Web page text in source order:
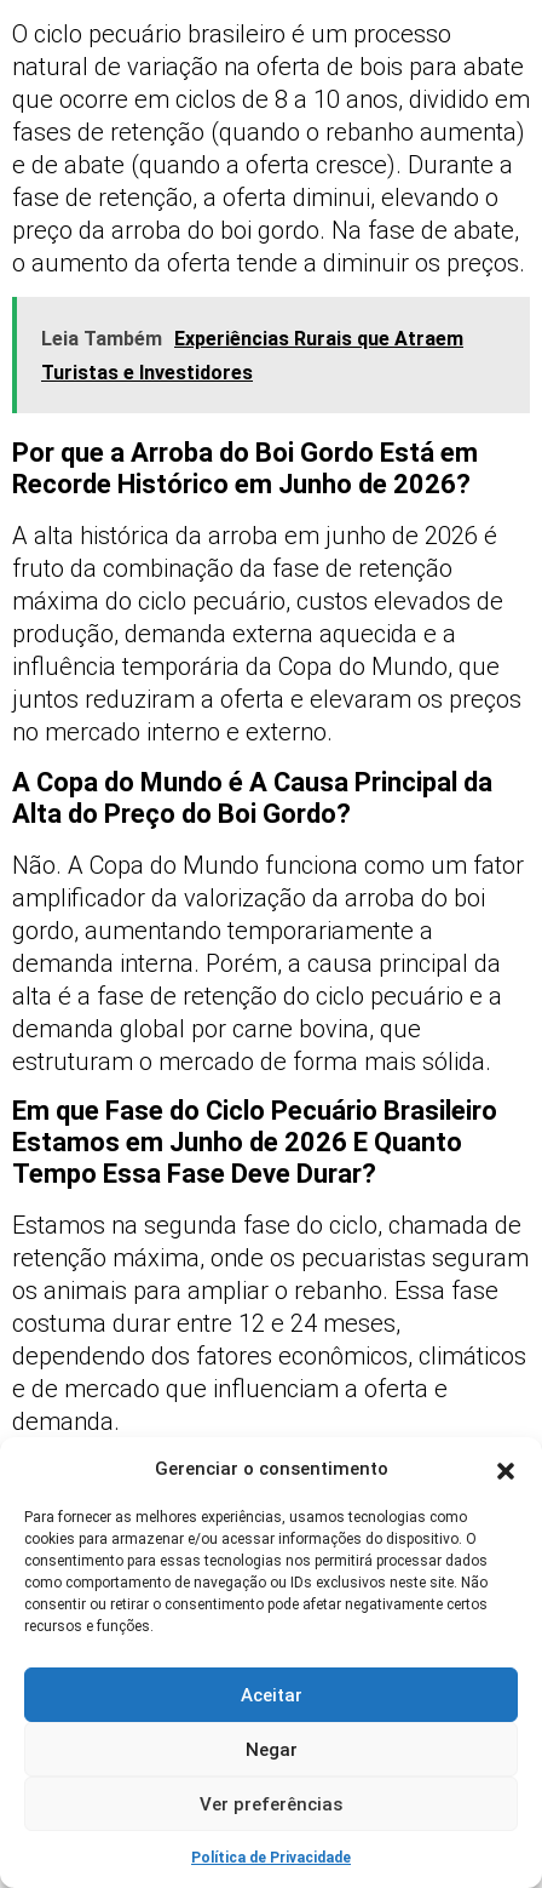
Gerenciar o consentimento
Para fornecer as melhores experiências, usamos tecnologias como
cookies para armazenar e/ou acessar informações do dispositivo. O
consentimento para essas tecnologias nos permitirá processar dados
como comportamento de navegação ou IDs exclusivos neste site. Não
consentir ou retirar o consentimento pode afetar negativamente certos
recursos e funções.
Aceitar
Negar
Ver preferências
Política de Privacidade
O ciclo pecuário brasileiro é um processo
natural de variação na oferta de bois para abate
que ocorre em ciclos de 8 a 10 anos, dividido em
fases de retenção (quando o rebanho aumenta)
e de abate (quando a oferta cresce). Durante a
fase de retenção, a oferta diminui, elevando o
preço da arroba do boi gordo. Na fase de abate,
o aumento da oferta tende a diminuir os preços.
Leia Também
Experiências Rurais que Atraem
Turistas e Investidores
Por que a Arroba do Boi Gordo Está em
Recorde Histórico em Junho de 2026?
A alta histórica da arroba em junho de 2026 é
fruto da combinação da fase de retenção
máxima do ciclo pecuário, custos elevados de
produção, demanda externa aquecida e a
influência temporária da Copa do Mundo, que
juntos reduziram a oferta e elevaram os preços
no mercado interno e externo.
A Copa do Mundo é A Causa Principal da
Alta do Preço do Boi Gordo?
Não. A Copa do Mundo funciona como um fator
amplificador da valorização da arroba do boi
gordo, aumentando temporariamente a
demanda interna. Porém, a causa principal da
alta é a fase de retenção do ciclo pecuário e a
demanda global por carne bovina, que
estruturam o mercado de forma mais sólida.
Em que Fase do Ciclo Pecuário Brasileiro
Estamos em Junho de 2026 E Quanto
Tempo Essa Fase Deve Durar?
Estamos na segunda fase do ciclo, chamada de
retenção máxima, onde os pecuaristas seguram
os animais para ampliar o rebanho. Essa fase
costuma durar entre 12 e 24 meses,
dependendo dos fatores econômicos, climáticos
e de mercado que influenciam a oferta e
demanda.
Quais Estratégias o Pecuarista Deve
Adotar Diante do Cenário Atual de Alta da
Arroba do Boi Gordo?
O pecuarista deve focar no equilíbrio entre
retenção e venda estratégica para aproveitar os
crescimento do rebanho. Investir em manejo
eficiente, negociar custos e diversificar canais
de venda, incluindo exportação, são medidas